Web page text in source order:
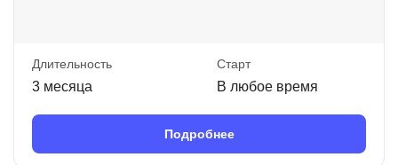
Длительность
3 месяца
Старт
В любое время
Подробнее